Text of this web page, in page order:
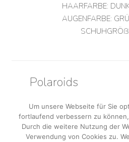
HAARFARBE:
AUGENFARBE:
Polaroids
Sedcard
Um unsere Webseite für Sie
fortlaufend verbessern zu
Durch die weitere Nutzung der
Verwendung von Cookies zu.